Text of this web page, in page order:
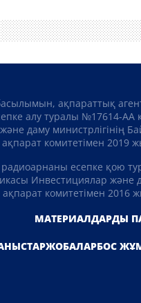
ақпараттық
алу туралы №17614-АА
даму министрлігінің
ақпарат комитетімен 2019
есепке қою
Инвестициялар және
комитетімен 2016
МАТЕРИАЛДАРДЫ
ЖОБАЛАРБОС